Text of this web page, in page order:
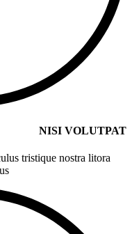
NISI VOLUTPAT
tristique nostra litora